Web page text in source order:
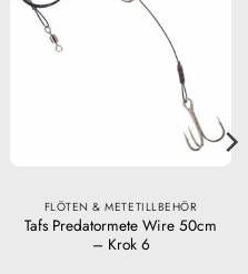
FLÖTEN & METETILLBEHÖR
Tafs Predatormete Wire 50cm
– Krok 6